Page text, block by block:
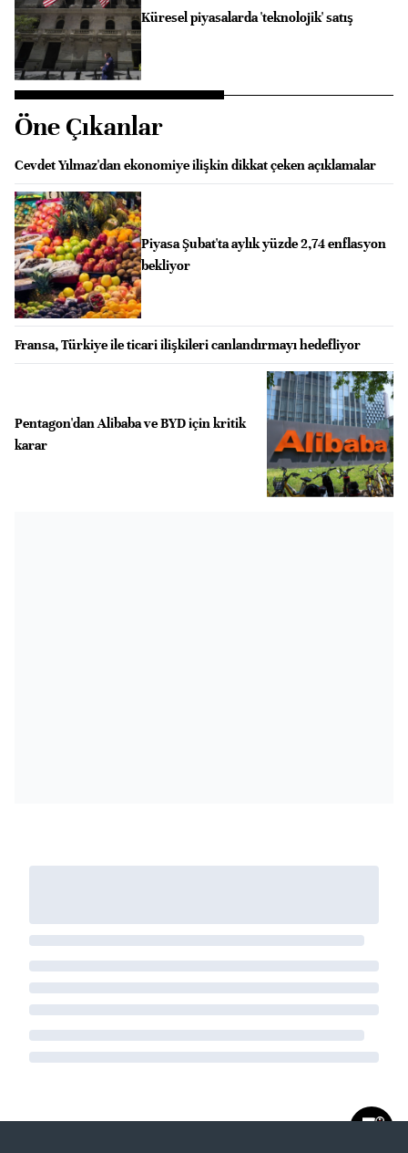
Küresel piyasalarda 'teknolojik' satış
Öne Çıkanlar
Cevdet Yılmaz'dan ekonomiye ilişkin dikkat çeken açıklamalar
Piyasa Şubat'ta aylık yüzde 2,74 enflasyon
bekliyor
Fransa, Türkiye ile ticari ilişkileri canlandırmayı hedefliyor
Pentagon'dan Alibaba ve BYD için kritik
karar